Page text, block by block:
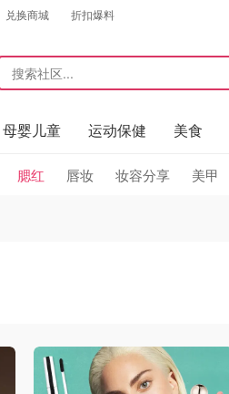
兑换商城 折扣爆料
母婴儿童 运动保健 美食
腮红 唇妆 妆容分享 美甲